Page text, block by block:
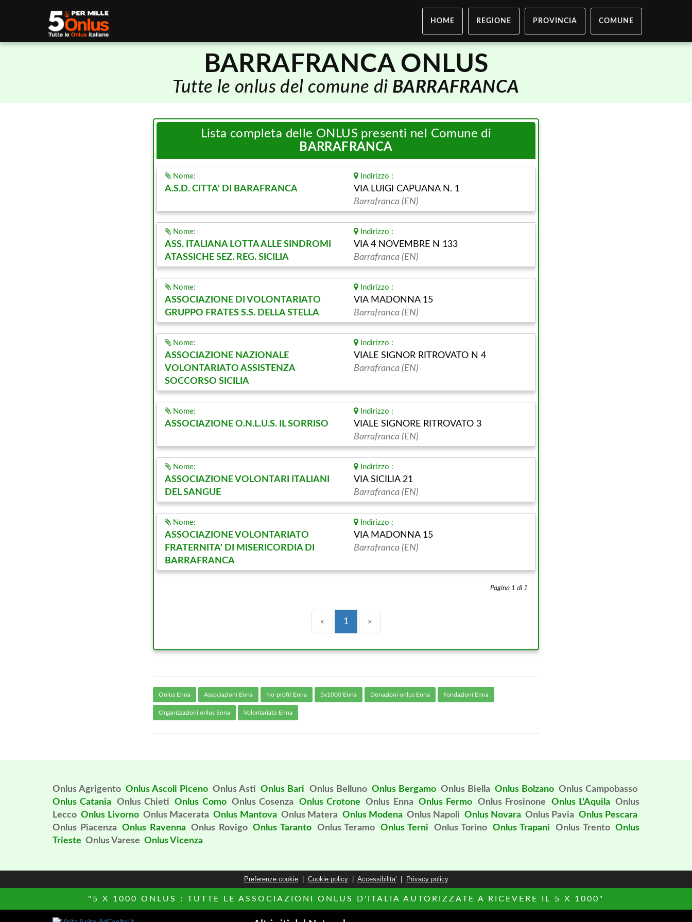
HOME REGIONE PROVINCIA COMUNE
BARRAFRANCA ONLUS
Tutte le onlus del comune di BARRAFRANCA
Lista completa delle ONLUS presenti nel Comune di
BARRAFRANCA
Nome:
A.S.D. CITTA' DI BARAFRANCA
Indirizzo :
VIA LUIGI CAPUANA N. 1
Barrafranca (EN)
Nome:
ASS. ITALIANA LOTTA ALLE SINDROMI
ATASSICHE SEZ. REG. SICILIA
Indirizzo :
VIA 4 NOVEMBRE N 133
Barrafranca (EN)
Nome:
ASSOCIAZIONE DI VOLONTARIATO
GRUPPO FRATES S.S. DELLA STELLA
Indirizzo :
VIA MADONNA 15
Barrafranca (EN)
Nome:
ASSOCIAZIONE NAZIONALE
VOLONTARIATO ASSISTENZA
SOCCORSO SICILIA
Indirizzo :
VIALE SIGNOR RITROVATO N 4
Barrafranca (EN)
Nome:
ASSOCIAZIONE O.N.L.U.S. IL SORRISO
Indirizzo :
VIALE SIGNORE RITROVATO 3
Barrafranca (EN)
Nome:
ASSOCIAZIONE VOLONTARI ITALIANI
DEL SANGUE
Indirizzo :
VIA SICILIA 21
Barrafranca (EN)
Nome:
ASSOCIAZIONE VOLONTARIATO
FRATERNITA' DI MISERICORDIA DI
BARRAFRANCA
Indirizzo :
VIA MADONNA 15
Barrafranca (EN)
Pagina 1 di 1
« Precedente
1 (current)
»
Onlus Enna Associazioni Enna No-profit Enna 5x1000 Enna Donazioni onlus Enna Fondazioni Enna
Organizzazioni onlus Enna Volontariato Enna
Onlus Agrigento Onlus Ascoli Piceno Onlus Asti Onlus Bari Onlus Belluno Onlus Bergamo Onlus Biella Onlus Bolzano Onlus Campobasso
Onlus Catania
Onlus Chieti Onlus Como Onlus Cosenza Onlus Crotone Onlus Enna Onlus Fermo Onlus Frosinone Onlus L'Aquila Onlus
Lecco Onlus Livorno Onlus Macerata Onlus Mantova Onlus Matera Onlus Modena Onlus Napoli Onlus Novara Onlus Pavia Onlus Pescara
Onlus Piacenza
Onlus Ravenna Onlus Rovigo Onlus Taranto Onlus Teramo Onlus Terni Onlus Torino Onlus Trapani Onlus Trento Onlus
Trieste Onlus Varese Onlus Vicenza
Preferenze cookie| Cookie policy| Accessibilita'| Privacy policy
"5 X 1000 ONLUS : TUTTE LE ASSOCIAZIONI ONLUS D'ITALIA AUTORIZZATE A RICEVERE IL 5 X 1000"